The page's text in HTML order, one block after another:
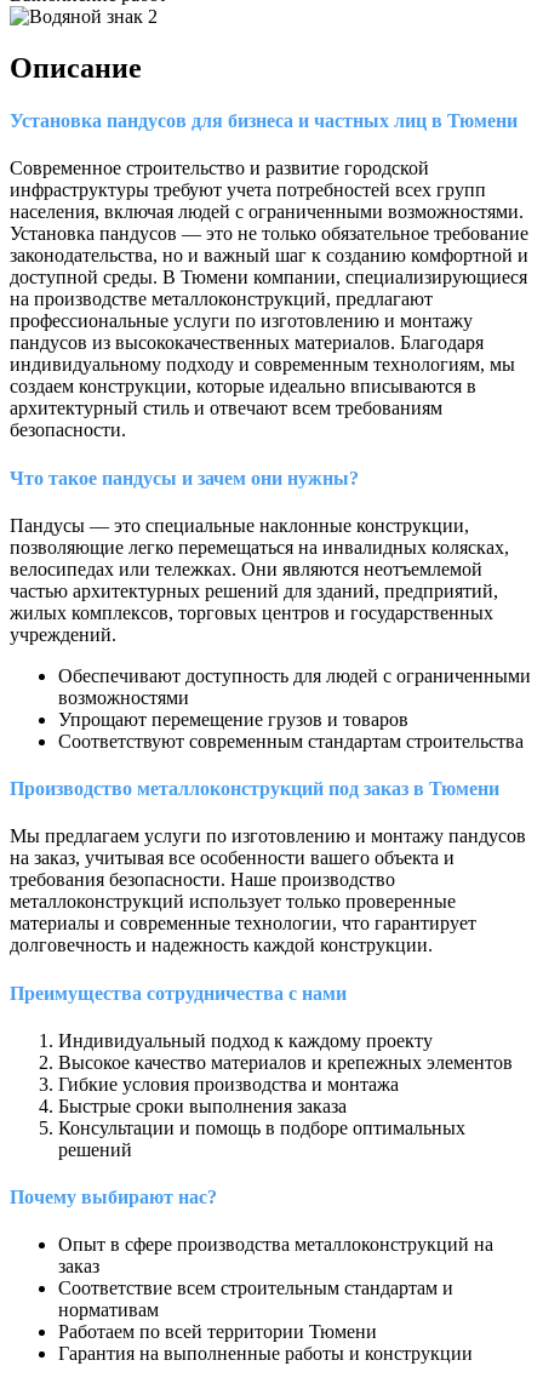
Описание
Установка пандусов для бизнеса и частных лиц в Тюмени
Современное строительство и развитие городской
инфраструктуры требуют учета потребностей всех групп
населения, включая людей с ограниченными возможностями.
Установка пандусов — это не только обязательное требование
законодательства, но и важный шаг к созданию комфортной и
доступной среды. В Тюмени компании, специализирующиеся
на производстве металлоконструкций, предлагают
профессиональные услуги по изготовлению и монтажу
пандусов из высококачественных материалов. Благодаря
индивидуальному подходу и современным технологиям, мы
создаем конструкции, которые идеально вписываются в
архитектурный стиль и отвечают всем требованиям
безопасности.
Что такое пандусы и зачем они нужны?
Пандусы — это специальные наклонные конструкции,
позволяющие легко перемещаться на инвалидных колясках,
велосипедах или тележках. Они являются неотъемлемой
частью архитектурных решений для зданий, предприятий,
жилых комплексов, торговых центров и государственных
учреждений.
Обеспечивают доступность для людей с ограниченными
возможностями
Упрощают перемещение грузов и товаров
Соответствуют современным стандартам строительства
Производство металлоконструкций под заказ в Тюмени
Мы предлагаем услуги по изготовлению и монтажу пандусов
на заказ, учитывая все особенности вашего объекта и
требования безопасности. Наше производство
металлоконструкций использует только проверенные
материалы и современные технологии, что гарантирует
долговечность и надежность каждой конструкции.
Преимущества сотрудничества с нами
Индивидуальный подход к каждому проекту
Высокое качество материалов и крепежных элементов
Гибкие условия производства и монтажа
Быстрые сроки выполнения заказа
Консультации и помощь в подборе оптимальных
решений
Почему выбирают нас?
Опыт в сфере производства металлоконструкций на
заказ
Соответствие всем строительным стандартам и
нормативам
Работаем по всей территории Тюмени
Гарантия на выполненные работы и конструкции